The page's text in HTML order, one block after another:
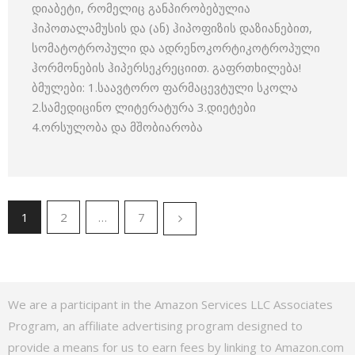
დიაბეტი, რომელიც განპირობებულია
ჰიპოთალამუსის და (ან) ჰიპოფიზის დაზიანებით,
სომატოტროპული და ადრენოკორტიკოტროპული
ჰორმონების ჰიპერსეკრეციით. გაფრთხილება!
ბმულები: 1.საავტორო ფარმაცევტული სკოლა
2.სამედიცინო ლიტერატურა 3.დიეტები
4.ორსულობა და მშობიარობა
1 2 … 7
We are a participant in the Amazon Services LLC Associates
Program, an affiliate advertising program designed to
provide a means for us to earn fees by linking to Amazon.com